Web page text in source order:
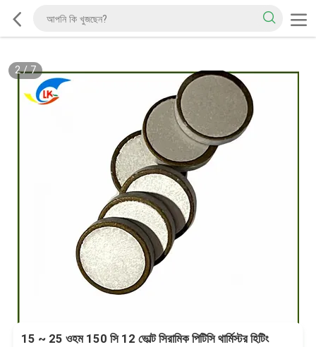
2/7
15 ~ 25 ওহম 150 সি 12 ভোল্ট সিরামিক পিটিসি থার্মিস্টর হিটিং